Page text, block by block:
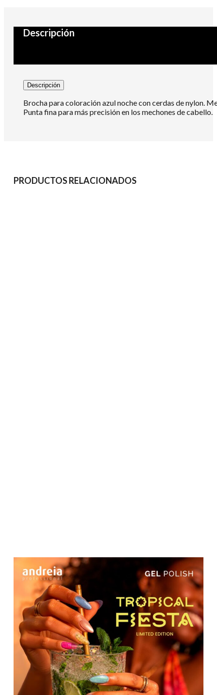
Descripción
Descripción
Brocha para coloración azul noche con cerdas de nylon.
Punta fina para más precisión en los mechones de cabello.
PRODUCTOS RELACIONADOS